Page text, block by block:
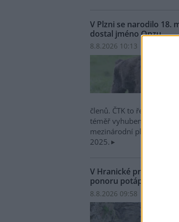
V Plzni se narodilo 18.
dostal jméno Onzu
8.8.2026 10:13 | PLZEŇ (
členů. ČTK to řekl mluvčí
téměř vyhubený druh
mezinárodní plemenná
2025.
V Hranické propasti
ponoru potápěč
8.8.2026 09:58 | HRANICE (